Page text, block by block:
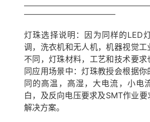
—————————————
灯珠选择说明：因为同样的LED
调，洗衣机和无人机，机器视觉
不同，灯珠材料，工艺和技术要
同应用场景中：灯珠教授会根据
同的高温，高湿，大电流，小电
白，及反向电压要求及SMT作业
解决方案。